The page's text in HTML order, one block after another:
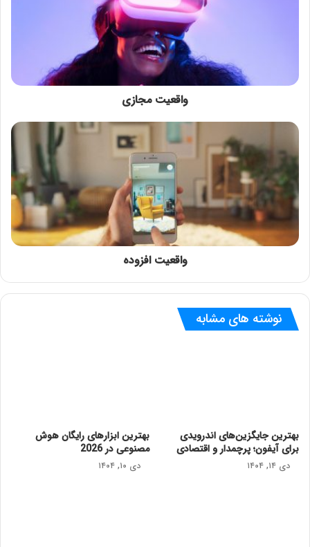
واقعیت مجازی
واقعیت افزوده
نوشته های مشابه
بهترین جایگزین‌های اندرویدی
برای آیفون؛ پرچمدار و اقتصادی
دی ۱۴, ۱۴۰۴
بهترین ابزارهای رایگان هوش
مصنوعی در 2026
دی ۱۰, ۱۴۰۴